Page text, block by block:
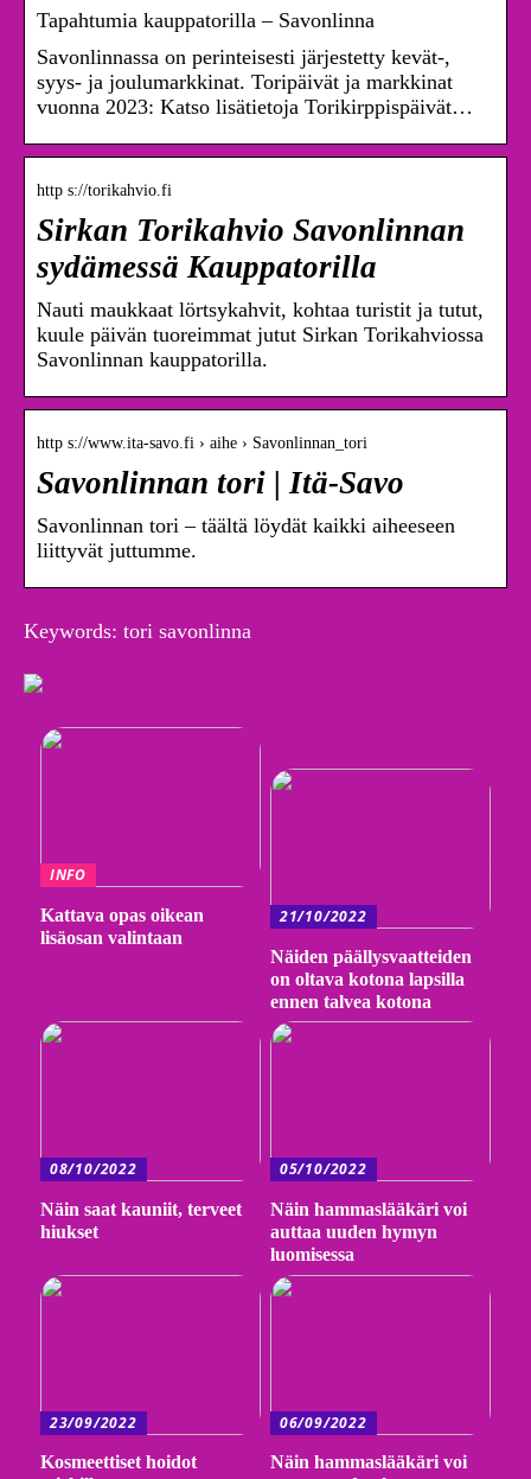
Tapahtumia kauppatorilla – Savonlinna
Savonlinnassa on perinteisesti järjestetty kevät-,
syys- ja joulumarkkinat. Toripäivät ja markkinat
vuonna 2023: Katso lisätietoja Torikirppispäivät…
http s://torikahvio.fi
Sirkan Torikahvio Savonlinnan
sydämessä Kauppatorilla
Nauti maukkaat lörtsykahvit, kohtaa turistit ja tutut,
kuule päivän tuoreimmat jutut Sirkan Torikahviossa
Savonlinnan kauppatorilla.
http s://www.ita-savo.fi › aihe › Savonlinnan_tori
Savonlinnan tori | Itä-Savo
Savonlinnan tori – täältä löydät kaikki aiheeseen
liittyvät juttumme.
Keywords: tori savonlinna
INFO
Kattava opas oikean
lisäosan valintaan
21/10/2022
Näiden päällysvaatteiden
on oltava kotona lapsilla
ennen talvea kotona
08/10/2022
Näin saat kauniit, terveet
hiukset
05/10/2022
Näin hammaslääkäri voi
auttaa uuden hymyn
luomisessa
23/09/2022
Kosmeettiset hoidot
06/09/2022
Näin hammaslääkäri voi